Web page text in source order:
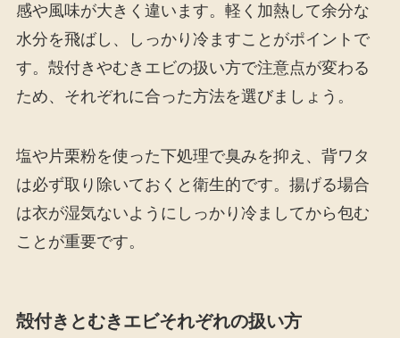
感や風味が大きく違います。軽く加熱して余分な
水分を飛ばし、しっかり冷ますことがポイントで
す。殻付きやむきエビの扱い方で注意点が変わる
ため、それぞれに合った方法を選びましょう。
塩や片栗粉を使った下処理で臭みを抑え、背ワタ
は必ず取り除いておくと衛生的です。揚げる場合
は衣が湿気ないようにしっかり冷ましてから包む
ことが重要です。
殻付きとむきエビそれぞれの扱い方